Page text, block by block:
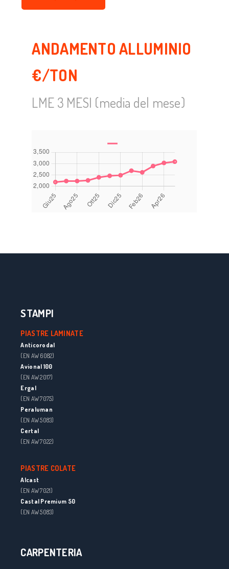
ANDAMENTO ALLUMINIO
€/TON
LME 3 MESI (media del mese)
STAMPI
PIASTRE LAMINATE
Anticorodal
(EN AW 6082)
Avional 100
(EN AW 2017)
Ergal
(EN AW 7075)
Peraluman
(EN AW 5083)
Certal
(EN AW 7022)
PIASTRE COLATE
Alcast
(EN AW 7021)
Castal Premium 50
(EN AW 5083)
CARPENTERIA